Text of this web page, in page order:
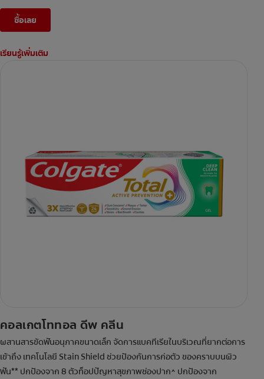
ซื้อเลย
เรียนรู้เพิ่มเติม
คอลเกตโททอล ดีพ คลีน
ผสานสารขัดฟันอนุภาคขนาดเล็ก จัดการแบคทีเรียในบริเวณที่ยากต่อการ
เข้าถึง เทคโนโลยี Stain Shield ช่วยป้องกันการก่อตัว ของคราบบนผิว
ฟัน** ปกป้องจาก 8 ตัวท็อปปัญหาสุขภาพช่องปาก^ ปกป้องจาก